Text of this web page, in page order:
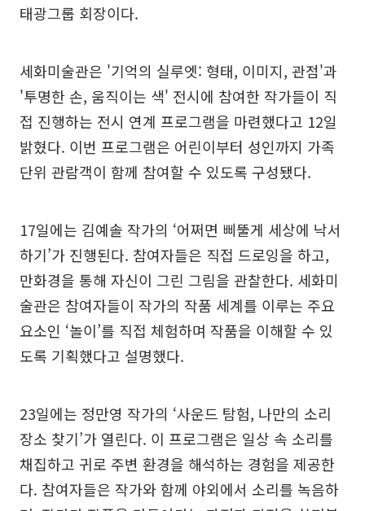
태광그룹 회장이다.
세화미술관은 '기억의 실루엣: 형태, 이미지, 관점'과
'투명한 손, 움직이는 색' 전시에 참여한 작가들이 직
접 진행하는 전시 연계 프로그램을 마련했다고 12일
밝혔다. 이번 프로그램은 어린이부터 성인까지 가족
단위 관람객이 함께 참여할 수 있도록 구성됐다.
17일에는 김예솔 작가의 ‘어쩌면 삐뚤게 세상에 낙서
하기’가 진행된다. 참여자들은 직접 드로잉을 하고,
만화경을 통해 자신이 그린 그림을 관찰한다. 세화미
술관은 참여자들이 작가의 작품 세계를 이루는 주요
요소인 ‘놀이’를 직접 체험하며 작품을 이해할 수 있
도록 기획했다고 설명했다.
23일에는 정만영 작가의 ‘사운드 탐험, 나만의 소리
장소 찾기’가 열린다. 이 프로그램은 일상 속 소리를
채집하고 귀로 주변 환경을 해석하는 경험을 제공한
다. 참여자들은 작가와 함께 야외에서 소리를 녹음하